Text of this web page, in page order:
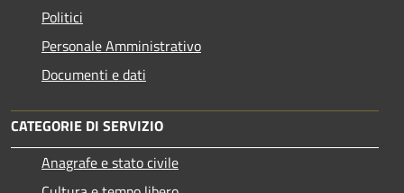
Politici
Personale Amministrativo
Documenti e dati
CATEGORIE DI SERVIZIO
Anagrafe e stato civile